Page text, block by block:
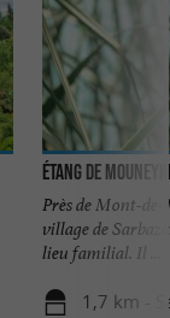
Étang de
Près de Mont-
village de
lieu familial. Il ...
1,7 km -